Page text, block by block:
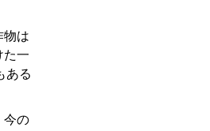
物は
た一
ある
今の